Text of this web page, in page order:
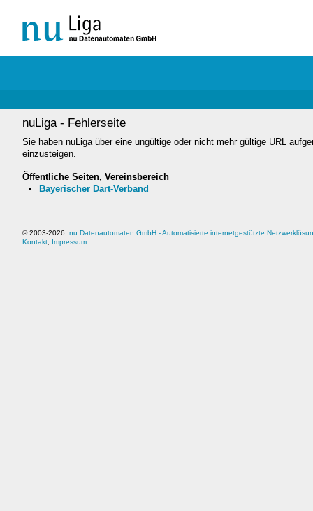
nuLiga - Fehlerseite
Sie haben nuLiga über eine ungültige oder nicht mehr gültige URL
einzusteigen.
Öffentliche Seiten, Vereinsbereich
Bayerischer Dart-Verband
© 2003-2026, nu Datenautomaten GmbH - Automatisierte internetgestützte
Kontakt
Impressum